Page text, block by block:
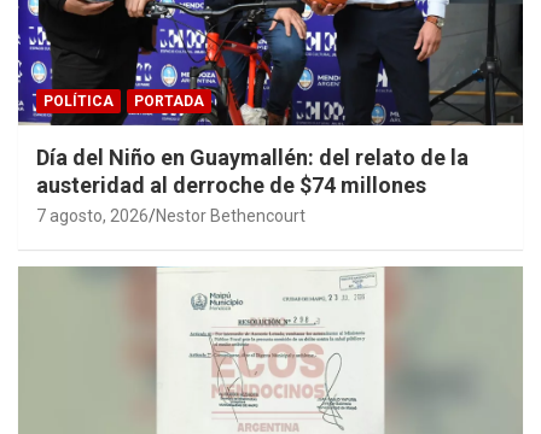
POLÍTICA PORTADA
Día del Niño en Guaymallén: del relato de la
austeridad al derroche de $74 millones
7 agosto, 2026 Nestor Bethencourt